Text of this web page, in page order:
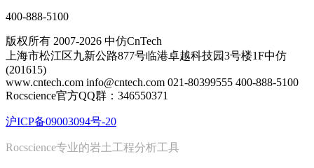
400-888-5100
版权所有 2007-2026 中仿CnTech
上海市松江区九新公路877号临港卓越科技园3号楼1F中仿
(201615)
www.cntech.com info@cntech.com 021-80399555 400-888-5100
Rocscience官方QQ群：346550371
沪ICP备09003094号-20
Rocscience专业的岩土工程分析工具